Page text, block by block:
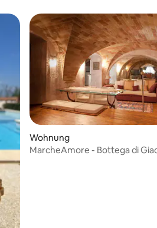
Wohnung
MarcheAmore - Bottega di